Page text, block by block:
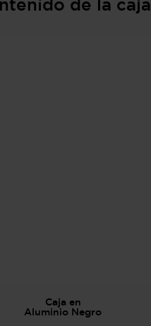
de la caja
Caja en
Aluminio Negro